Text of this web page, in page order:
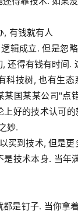
, 有钱就有人
还得有钱有时间.
某国某某公司"点
好的技术认可
妙.
技术本身. 当年
都是钉子. 当你拿